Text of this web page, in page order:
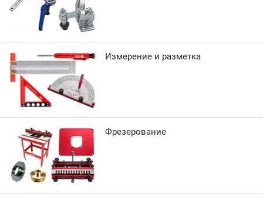
Измерение и разметка
Фрезерование